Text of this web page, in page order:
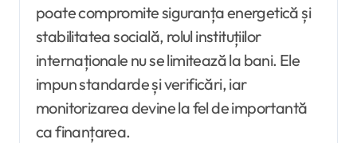
poate compromite siguranța energetică și
stabilitatea socială, rolul instituțiilor
internaționale nu se limitează la bani. Ele
impun standarde și verificări, iar
monitorizarea devine la fel de importantă
ca finanțarea.